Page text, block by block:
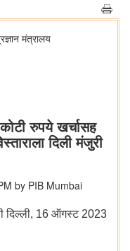
मंत्रालय
रुपये खर्चासह
दिली मंजुरी
by PIB Mumbai
दिल्‍ली, 16 ऑगस्ट 2023